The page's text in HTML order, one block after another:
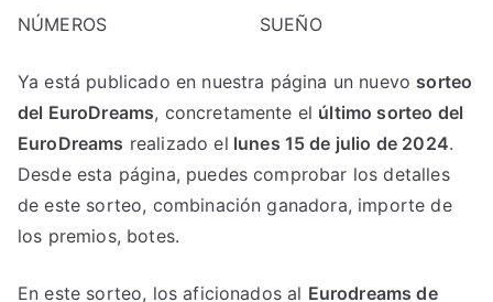
NÚMEROS SUEÑO
Ya está publicado en nuestra página un nuevo sorteo
del EuroDreams, concretamente el último sorteo del
EuroDreams realizado el lunes 15 de julio de 2024.
Desde esta página, puedes comprobar los detalles
de este sorteo, combinación ganadora, importe de
los premios, botes.
En este sorteo, los aficionados al Eurodreams de